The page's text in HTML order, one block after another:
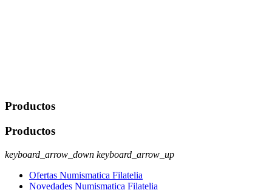
Productos
Productos
keyboard_arrow_down keyboard_arrow_up
Ofertas Numismatica Filatelia
Novedades Numismatica Filatelia